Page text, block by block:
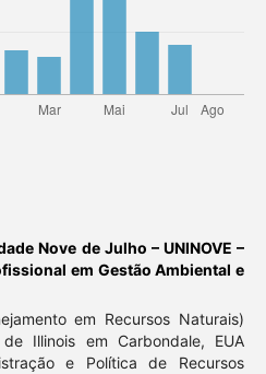
Nove de Julho – UNINOVE –
em Gestão Ambiental e
em Recursos Naturais)
Illinois em Carbondale, EUA
e Política de Recursos